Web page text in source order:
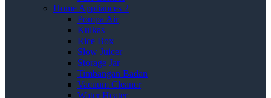
Home Appliances 2
Pompa Air
Kulkas
Rice Box
Slow Juicer
Storage Jar
Timbangan Badan
Vacuum Cleaner
Water Heater